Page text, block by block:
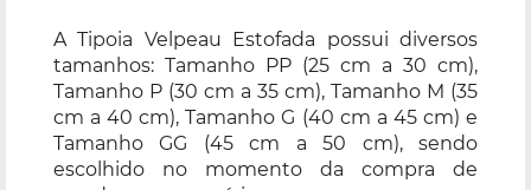
A Tipoia Velpeau Estofada possui diversos
tamanhos: Tamanho PP (25 cm a 30 cm),
Tamanho P (30 cm a 35 cm), Tamanho M (35
cm a 40 cm), Tamanho G (40 cm a 45 cm) e
Tamanho GG (45 cm a 50 cm), sendo
escolhido no momento da compra de